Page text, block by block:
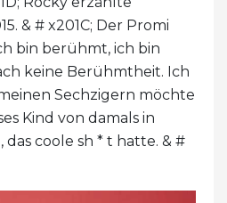
& # x201C; Der Promi
bin berühmt, ich bin
keine Berühmtheit. Ich
Sechzigern möchte
Kind von damals in
coole sh * t hatte. & #